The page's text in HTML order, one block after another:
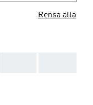
Rensa alla